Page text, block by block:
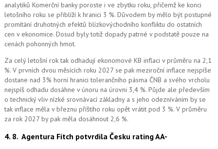
analytiků Komerční banky poroste i ve zbytku roku, přičemž ke konci
letošního roku se přiblíží k hranici 3 %. Důvodem by mělo být postupné
promítání druhotných efektů blízkovýchodního konfliktu do ostatních
cen v ekonomice. Dosud byly totiž dopady patrné v podstatě pouze na
cenách pohonných hmot.
Za celý letošní rok tak odhadují ekonomové KB inflaci v průměru na 2,1
%. V prvních dvou měsících roku 2027 se pak meziroční inflace nejspíše
dostane nad 3% horní hranici tolerančního pásma ČNB a svého vrcholu
nejspíš odhadu dosáhne v únoru na úrovni 3,4 %. Půjde ale především
o technický vliv nízké srovnávací základny a s jeho odezníváním by se
tak inflace měla v březnu příštího roku opět vrátit pod 3 %. V průměru
za rok 2027 by pak měla dosáhnout 2,6 %.
4. 8. Agentura Fitch potvrdila Česku rating AA-